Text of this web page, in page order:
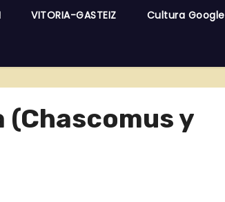
VITORIA-GASTEIZ Cultura Google
(Chascomus y